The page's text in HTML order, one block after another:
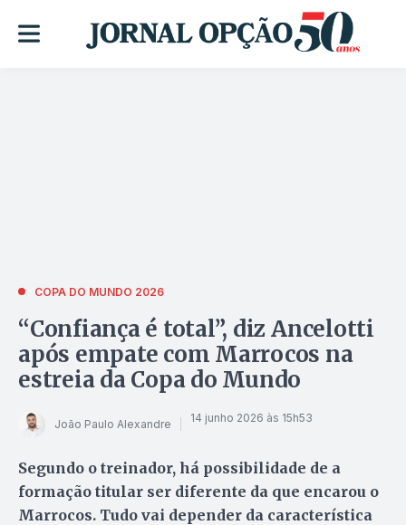
COPA DO MUNDO 2026
“Confiança é total”, diz Ancelotti
após empate com Marrocos na
estreia da Copa do Mundo
João Paulo Alexandre 14 junho 2026 às 15h53
Segundo o treinador, há possibilidade de a
formação titular ser diferente da que encarou o
Marrocos. Tudo vai depender da característica